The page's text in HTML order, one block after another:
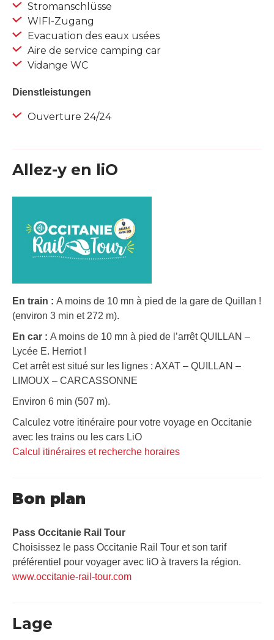
Stromanschlüsse
WIFI-Zugang
Evacuation des eaux usées
Aire de service camping car
Vidange WC
Dienstleistungen
Ouverture 24/24
Allez-y en liO
En train : A moins de 10 mn à pied de la gare de Quillan !
(environ 3 min et 272 m).
En car : A moins de 10 mn à pied de l’arrêt QUILLAN –
Lycée E. Herriot !
Cet arrêt est situé sur les lignes : AXAT – QUILLAN –
LIMOUX – CARCASSONNE
Environ 6 min (507 m).
Calculez votre itinéraire pour votre voyage en Occitanie
avec les trains ou les cars LiO
Calcul itinéraires et recherche horaires
Bon plan
Pass Occitanie Rail Tour​
Choisissez le pass Occitanie Rail Tour et son tarif
préférentiel pour voyager avec liO à travers la région.
www.occitanie-rail-tour.com
Lage